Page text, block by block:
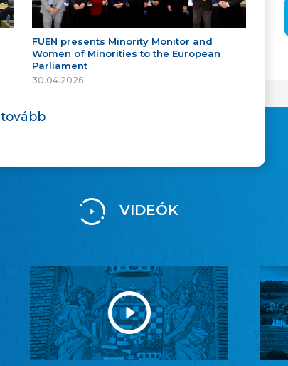
FUEN presents Minority Monitor and
Women of Minorities to the European
Parliament
30.04.2026
tovább
VIDEÓK